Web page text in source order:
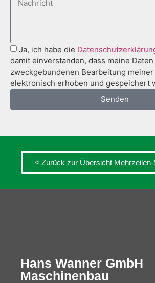
Ja, ich habe die
damit einverstanden, dass meine
zweckgebundenen Bearbeitung
elektronisch erhoben und gespeichert
Senden
< Zurück zur Übersicht
Hans Wanner GmbH
Maschinenbau